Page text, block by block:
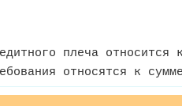
плеча
относятся к